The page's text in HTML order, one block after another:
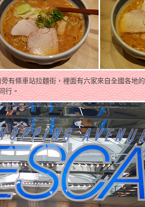
有條車站拉麵街，裡面有六家來自全國各地
行。